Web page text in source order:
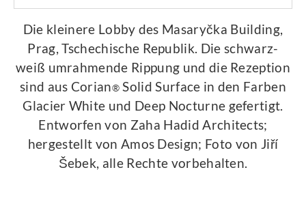
Die kleinere Lobby des Masaryčka Building,
Prag, Tschechische Republik. Die schwarz-
weiß umrahmende Rippung und die Rezeption
sind aus Corian® Solid Surface in den Farben
Glacier White und Deep Nocturne gefertigt.
Entworfen von Zaha Hadid Architects;
hergestellt von Amos Design; Foto von Jiří
Šebek, alle Rechte vorbehalten.